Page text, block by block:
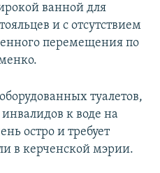
ванной для
и с отсутствием
перемещения по
туалетов,
к воде на
остро и требует
в керченской мэрии.